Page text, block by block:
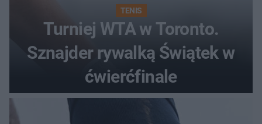
TENIS
Turniej WTA w Toronto.
Sznajder rywalką Świątek w
ćwierćfinale